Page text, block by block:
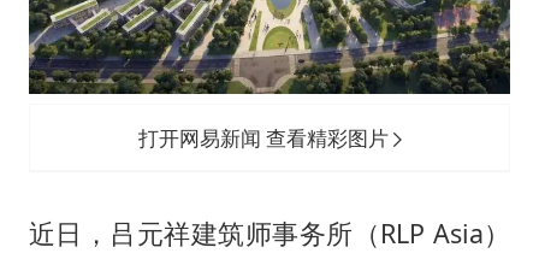
于东来直播和胖东来核心团队开会
2025年小学教师减少13.19万
打开网易新闻 查看精彩图片
近日，吕元祥建筑师事务所（RLP Asia）